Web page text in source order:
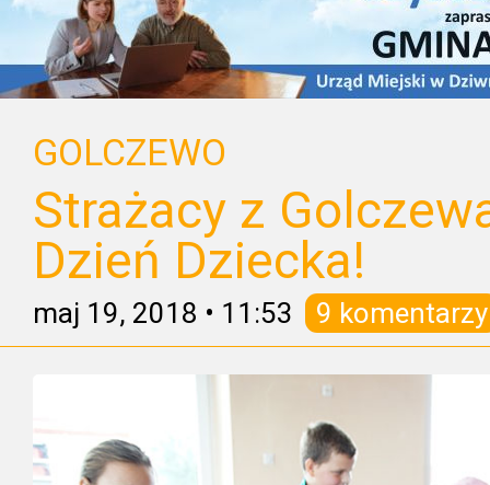
GOLCZEWO
Strażacy z
Dzień Dziecka!
maj 19, 2018 • 11:53 9 komentarzy